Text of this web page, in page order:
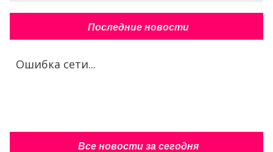
Последние новости
Ошибка сети...
Все новости за сегодня